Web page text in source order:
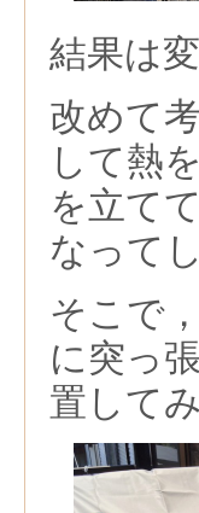
結果は
改めて
して熱
を立て
なって
そこで
に突っ
置して